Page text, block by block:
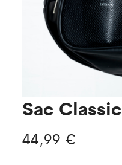
Sac
44,99 €